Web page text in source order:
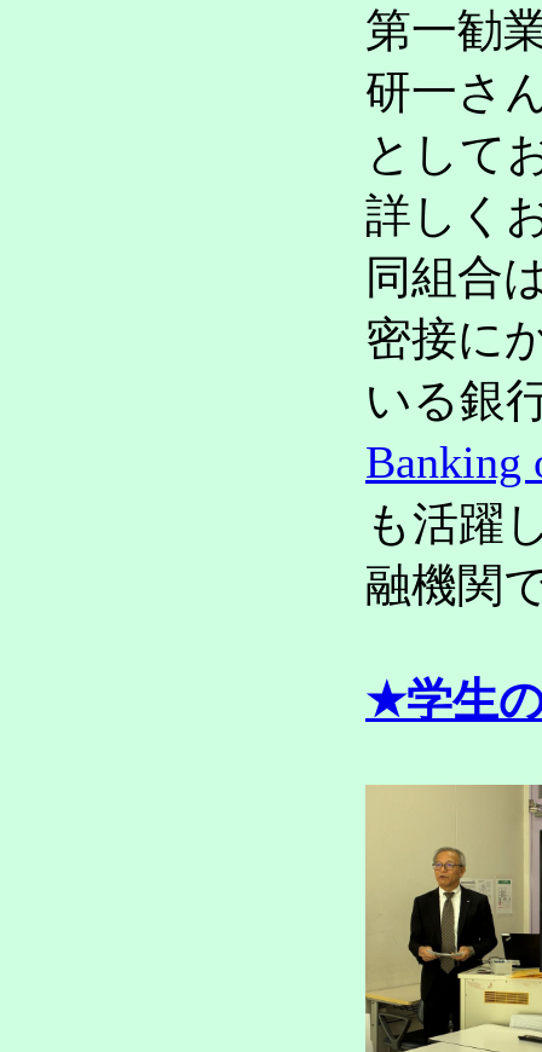
第一勧
研一さ
として
詳しく
同組合
密接に
いる銀
Banking
も活躍
融機関
★学生